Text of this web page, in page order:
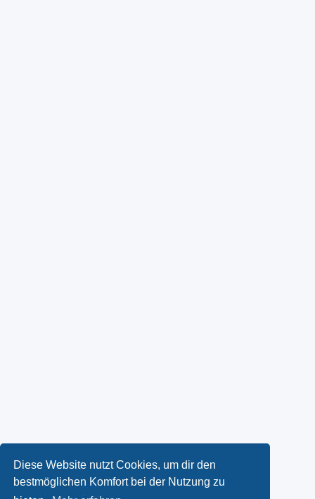
Diese Website nutzt Cookies, um dir den
bestmöglichen Komfort bei der Nutzung zu